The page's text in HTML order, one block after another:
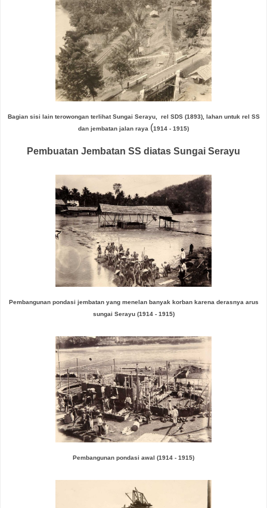
Bagian sisi lain terowongan terlihat Sungai Serayu, rel SDS (1893), lahan untuk rel SS
dan jembatan jalan raya (1914 - 1915)
Pembuatan Jembatan SS diatas Sungai Serayu
Pembangunan pondasi jembatan yang menelan banyak korban karena derasnya arus
sungai Serayu (1914 - 1915)
Pembangunan pondasi awal (1914 - 1915)